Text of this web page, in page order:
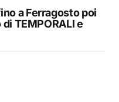
a Ferragosto poi
TEMPORALI e